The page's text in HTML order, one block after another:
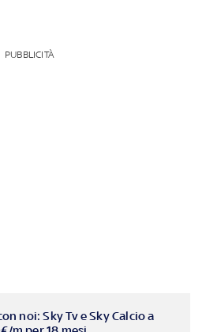
PUBBLICITÀ
noi: Sky Tv e Sky Calcio a